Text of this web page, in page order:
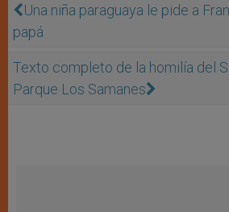
Una niña paraguaya le pide a
papá
Texto completo de la homilía del
Parque Los Samanes